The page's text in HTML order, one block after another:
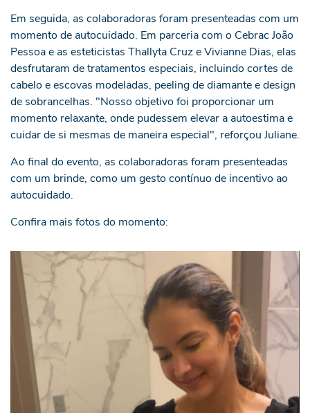
Em seguida, as colaboradoras foram presenteadas com um
momento de autocuidado. Em parceria com o Cebrac João
Pessoa e as esteticistas Thallyta Cruz e Vivianne Dias, elas
desfrutaram de tratamentos especiais, incluindo cortes de
cabelo e escovas modeladas, peeling de diamante e design
de sobrancelhas. "Nosso objetivo foi proporcionar um
momento relaxante, onde pudessem elevar a autoestima e
cuidar de si mesmas de maneira especial", reforçou Juliane.
Ao final do evento, as colaboradoras foram presenteadas
com um brinde, como um gesto contínuo de incentivo ao
autocuidado.
Confira mais fotos do momento: